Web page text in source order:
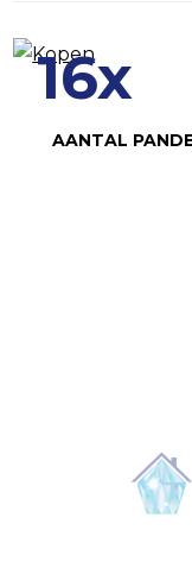
16x
AANTAL